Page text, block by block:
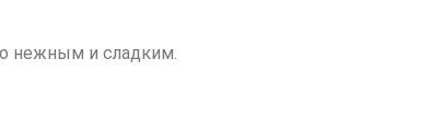
нежным и сладким.